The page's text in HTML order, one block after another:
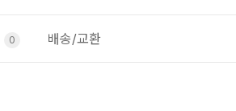
0 배송/교환